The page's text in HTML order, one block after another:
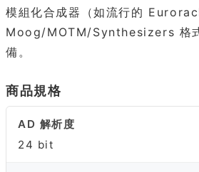
模組化合成器（如流行的
Moog/MOTM/Synthesizers 格
備。
商品規格
AD 解析度
24 bit